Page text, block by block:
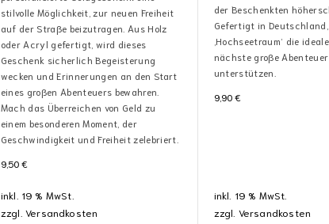
stilvolle Möglichkeit, zur neuen Freiheit
auf der Straße beizutragen. Aus Holz
oder Acryl gefertigt, wird dieses
Geschenk sicherlich Begeisterung
wecken und Erinnerungen an den Start
eines großen Abenteuers bewahren.
Mach das Überreichen von Geld zu
einem besonderen Moment, der
Geschwindigkeit und Freiheit zelebriert.
9,50€
inkl. 19 % MwSt.
zzgl. Versandkosten
der Beschenkten
Gefertigt in
‚Hochseetraum‘ die
nächste große
unterstützen.
9,90€
inkl. 19 % MwSt.
zzgl. Versandkosten